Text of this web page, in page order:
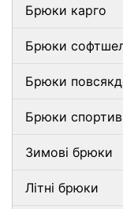
Брюки карго
Брюки
Брюки
Брюки
Зимові брюки
Літні брюки